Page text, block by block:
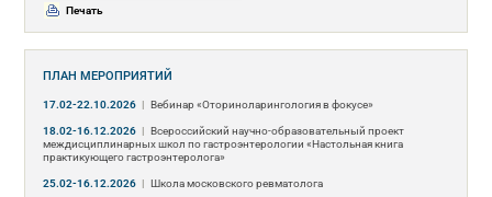
Печать
ПЛАН МЕРОПРИЯТИЙ
17.02-22.10.2026 | Вебинар «Оториноларингология в фокусе»
18.02-16.12.2026 | Всероссийский научно-образовательный проект
междисциплинарных школ по гастроэнтерологии «Настольная книга
практикующего гастроэнтеролога»
25.02-16.12.2026 | Школа московского ревматолога